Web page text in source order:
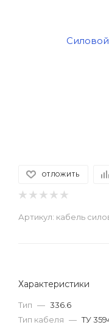
ОТЛОЖИТЬ
Артикул: кабель
Характеристики
Тип — 336.6
Тип кабеля — ТУ